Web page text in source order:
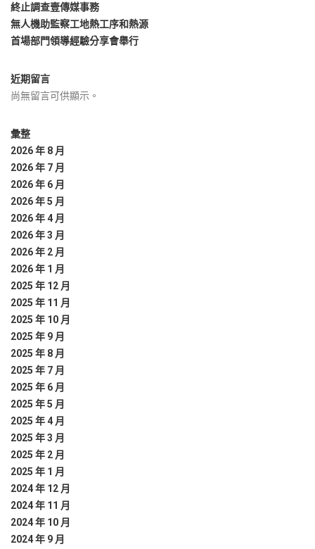
終止調查壹傳媒事務
無人機助監察工地熱工序和熱源
首場部門領導經驗分享會舉行
近期留言
尚無留言可供顯示。
彙整
2026 年 8 月
2026 年 7 月
2026 年 6 月
2026 年 5 月
2026 年 4 月
2026 年 3 月
2026 年 2 月
2026 年 1 月
2025 年 12 月
2025 年 11 月
2025 年 10 月
2025 年 9 月
2025 年 8 月
2025 年 7 月
2025 年 6 月
2025 年 5 月
2025 年 4 月
2025 年 3 月
2025 年 2 月
2025 年 1 月
2024 年 12 月
2024 年 11 月
2024 年 10 月
2024 年 9 月